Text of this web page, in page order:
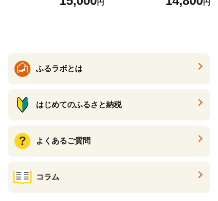
円
ル 24缶 きりんいちばんしぼ円
ふるラボとは
はじめてのふるさと納税
よくあるご質問
コラム